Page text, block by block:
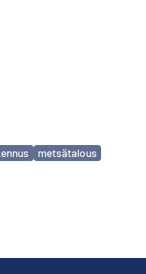
metsätalous